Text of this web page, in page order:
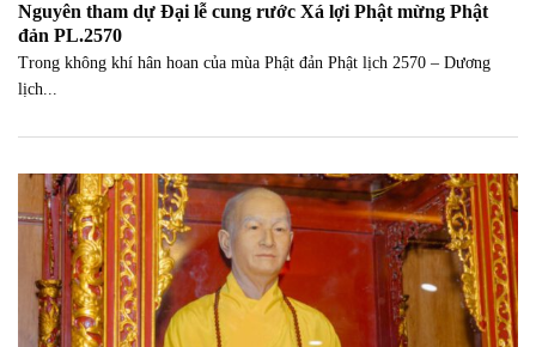
Nguyên tham dự Đại lễ cung rước Xá lợi Phật mừng Phật
đản PL.2570
Trong không khí hân hoan của mùa Phật đản Phật lịch 2570 – Dương
lịch...